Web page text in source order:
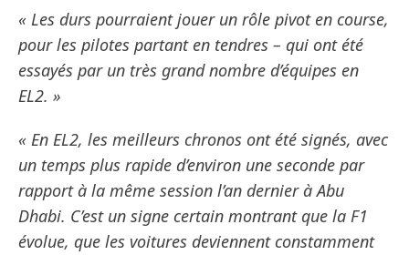
« Les durs pourraient jouer un rôle pivot en course,
pour les pilotes partant en tendres – qui ont été
essayés par un très grand nombre d’équipes en
EL2. »
« En EL2, les meilleurs chronos ont été signés, avec
un temps plus rapide d’environ une seconde par
rapport à la même session l’an dernier à Abu
Dhabi. C’est un signe certain montrant que la F1
évolue, que les voitures deviennent constamment